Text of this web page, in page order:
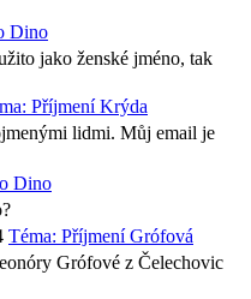
Dino
jako ženské jméno, tak
Příjmení Krýda
lidmi. Můj email je
Dino
Téma: Příjmení Grófová
Grófové z Čelechovic